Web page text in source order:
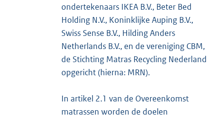
ondertekenaars IKEA B.V., Beter Bed
Holding N.V., Koninklijke Auping B.V.,
Swiss Sense B.V., Hilding Anders
Netherlands B.V., en de vereniging CBM,
de Stichting Matras Recycling Nederland
opgericht (hierna: MRN).
In artikel 2.1 van de Overeenkomst
matrassen worden de doelen